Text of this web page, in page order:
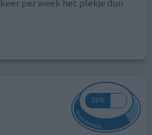
per week het plekje dun